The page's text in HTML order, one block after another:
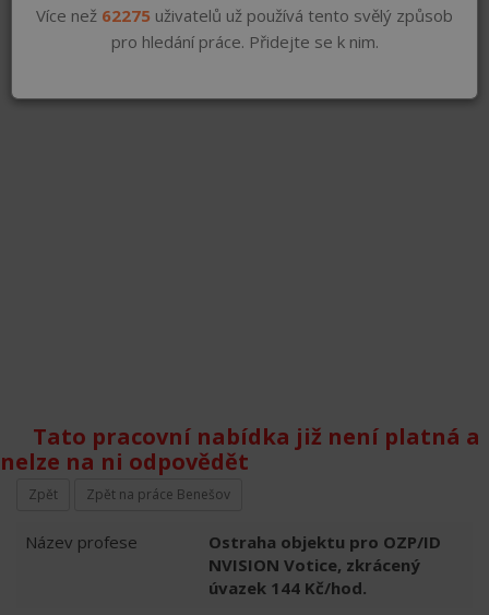
Tato pracovní nabídka již není platná a
nelze na ni odpovědět
Zpět Zpět na práce Benešov
Název profese
Ostraha objektu pro OZP/ID
NVISION Votice, zkrácený
úvazek 144 Kč/hod.
Více než 62275 uživatelů už používá tento svělý způsob
pro hledání práce. Přidejte se k nim.